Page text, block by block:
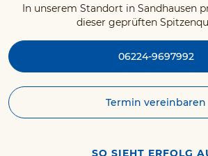
In unserem Standort in Sandhausen
dieser geprüften
06224-9697992
Termin vereinbaren
SO SIEHT ERFOLG